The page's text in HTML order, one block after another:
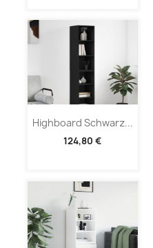
Highboard Schwarz...
124,80 €